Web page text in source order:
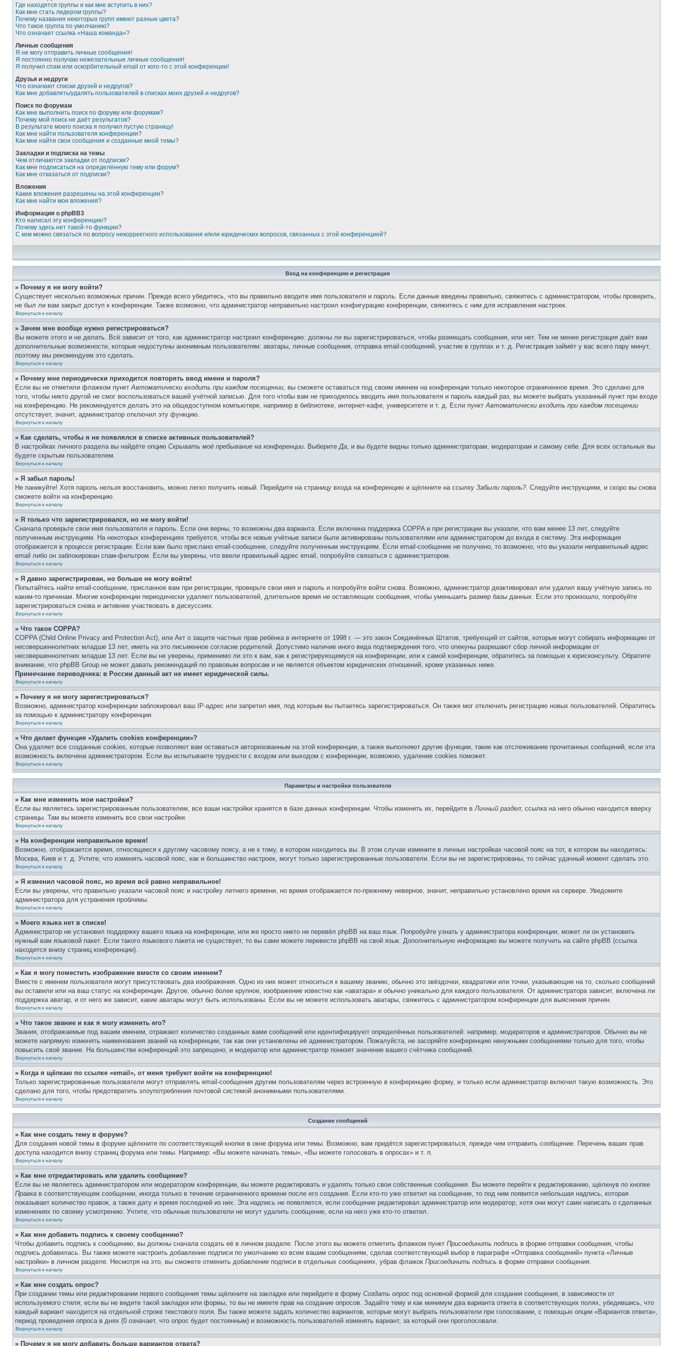
Где находятся группы и как мне вступить в них?
Как мне стать лидером группы?
Почему названия некоторых групп имеют разные цвета?
Что такое группа по умолчанию?
Что означает ссылка «Наша команда»?
Личные сообщения
Я не могу отправить личные сообщения!
Я постоянно получаю нежелательные личные сообщения!
Я получил спам или оскорбительный email от кого-то с этой конференции!
Друзья и недруги
Что означают списки друзей и недругов?
Как мне добавлять/удалять пользователей в списках моих друзей и недругов?
Поиск по форумам
Как мне выполнить поиск по форуму или форумам?
Почему мой поиск не даёт результатов?
В результате моего поиска я получил пустую страницу!
Как мне найти пользователя конференции?
Как мне найти свои сообщения и созданные мной темы?
Закладки и подписка на темы
Чем отличаются закладки от подписки?
Как мне подписаться на определённую тему или форум?
Как мне отказаться от подписки?
Вложения
Какие вложения разрешены на этой конференции?
Как мне найти мои вложения?
Информация о phpBB3
Кто написал эту конференцию?
Почему здесь нет такой-то функции?
С кем можно связаться по вопросу некорректного использования и/или юридических вопросов, связанных с этой конференцией?
Вход на конференцию и регистрация
» Почему я не могу войти?
Существует несколько возможных причин. Прежде всего убедитесь, что вы правильно вводите имя пользователя и пароль. Если данные введены правильно, свяжитесь с администратором, чтобы проверить,
не был ли вам закрыт доступ к конференции. Также возможно, что администратор неправильно настроил конфигурацию конференции, свяжитесь с ним для исправления настроек.
Вернуться к началу
» Зачем мне вообще нужно регистрироваться?
Вы можете этого и не делать. Всё зависит от того, как администратор настроил конференцию: должны ли вы зарегистрироваться, чтобы размещать сообщения, или нет. Тем не менее регистрация даёт вам
дополнительные возможности, которые недоступны анонимным пользователям: аватары, личные сообщения, отправка email-сообщений, участие в группах и т. д. Регистрация займёт у вас всего пару минут,
поэтому мы рекомендуем это сделать.
Вернуться к началу
» Почему мне периодически приходится повторять ввод имени и пароля?
Если вы не отметили флажком пунктАвтоматически входить при каждом посещении, вы сможете оставаться под своим именем на конференции только некоторое ограниченное время. Это сделано для
того, чтобы никто другой не смог воспользоваться вашей учётной записью. Для того чтобы вам не приходилось вводить имя пользователя и пароль каждый раз, вы можете выбрать указанный пункт при входе
на конференцию. Не рекомендуется делать это на общедоступном компьютере, например в библиотеке, интернет-кафе, университете и т. д. Если пунктАвтоматически входить при каждом посещении
отсутствует, значит, администратор отключил эту функцию.
Вернуться к началу
» Как сделать, чтобы я не появлялся в списке активных пользователей?
В настройках личного раздела вы найдёте опцию Скрывать моё пребывание на конференции. ВыберитеДа, и вы будете видны только администраторам, модераторам и самому себе. Для всех остальных вы
будете скрытым пользователем.
Вернуться к началу
» Я забыл пароль!
Не паникуйте! Хотя пароль нельзя восстановить, можно легко получить новый. Перейдите на страницу входа на конференцию и щёлкните на ссылку Забыли пароль?. Следуйте инструкциям, и скоро вы снова
сможете войти на конференцию.
Вернуться к началу
» Я только что зарегистрировался, но не могу войти!
Сначала проверьте свои имя пользователя и пароль. Если они верны, то возможны два варианта. Если включена поддержка COPPA и при регистрации вы указали, что вам менее 13 лет, следуйте
полученным инструкциям. На некоторых конференциях требуется, чтобы все новые учётные записи были активированы пользователями или администратором до входа в систему. Эта информация
отображается в процессе регистрации. Если вам было прислано email-сообщение, следуйте полученным инструкциям. Если email-сообщение не получено, то возможно, что вы указали неправильный адрес
email либо он заблокирован спам-фильтром. Если вы уверены, что ввели правильный адрес email, попробуйте связаться с администратором.
Вернуться к началу
» Я давно зарегистрирован, но больше не могу войти!
Попытайтесь найти email-сообщение, присланное вам при регистрации, проверьте свои имя и пароль и попробуйте войти снова. Возможно, администратор деактивировал или удалил вашу учётную запись по
каким-то причинам. Многие конференции периодически удаляют пользователей, длительное время не оставляющих сообщения, чтобы уменьшить размер базы данных. Если это произошло, попробуйте
зарегистрироваться снова и активнее участвовать в дискуссиях.
Вернуться к началу
» Что такое COPPA?
COPPA (Child Online Privacy and Protection Act), или Акт о защите частных прав ребёнка в интернете от 1998 г. — это закон Соединённых Штатов, требующий от сайтов, которые могут собирать информацию от
несовершеннолетних младше 13 лет, иметь на это письменное согласие родителей. Допустимо наличие иного вида подтверждения того, что опекуны разрешают сбор личной информации от
несовершеннолетних младше 13 лет. Если вы не уверены, применимо ли это к вам, как к регистрирующемуся на конференции, или к самой конференции, обратитесь за помощью к юрисконсульту. Обратите
внимание, что phpBB Group не может давать рекомендаций по правовым вопросам и не является объектом юридических отношений, кроме указанных ниже.
Примечание переводчика: в России данный акт не имеет юридической силы.
Вернуться к началу
» Почему я не могу зарегистрироваться?
Возможно, администратор конференции заблокировал ваш IP-адрес или запретил имя, под которым вы пытаетесь зарегистрироваться. Он также мог отключить регистрацию новых пользователей. Обратитесь
за помощью к администратору конференции.
Вернуться к началу
» Что делает функция «Удалить cookies конференции»?
Она удаляет все созданные cookies, которые позволяют вам оставаться авторизованным на этой конференции, а также выполняют другие функции, такие как отслеживание прочитанных сообщений, если эта
возможность включена администратором. Если вы испытываете трудности с входом или выходом с конференции, возможно, удаление cookies поможет.
Вернуться к началу
Параметры и настройки пользователя
» Как мне изменить мои настройки?
Если вы являетесь зарегистрированным пользователем, все ваши настройки хранятся в базе данных конференции. Чтобы изменить их, перейдите вЛичный раздел; ссылка на него обычно находится вверху
страницы. Там вы можете изменить все свои настройки.
Вернуться к началу
» На конференции неправильное время!
Возможно, отображается время, относящееся к другому часовому поясу, а не к тому, в котором находитесь вы. В этом случае измените в личных настройках часовой пояс на тот, в котором вы находитесь:
Москва, Киев и т. д. Учтите, что изменять часовой пояс, как и большинство настроек, могут только зарегистрированные пользователи. Если вы не зарегистрированы, то сейчас удачный момент сделать это.
Вернуться к началу
» Я изменил часовой пояс, но время всё равно неправильное!
Если вы уверены, что правильно указали часовой пояс и настройку летнего времени, но время отображается по-прежнему неверное, значит, неправильно установлено время на сервере. Уведомите
администратора для устранения проблемы.
Вернуться к началу
» Моего языка нет в списке!
Администратор не установил поддержку вашего языка на конференции, или же просто никто не перевёл phpBB на ваш язык. Попробуйте узнать у администратора конференции, может ли он установить
нужный вам языковой пакет. Если такого языкового пакета не существует, то вы сами можете перевести phpBB на свой язык. Дополнительную информацию вы можете получить на сайте phpBB (ссылка
находится внизу страниц конференции).
Вернуться к началу
» Как я могу поместить изображение вместе со своим именем?
Вместе с именем пользователя могут присутствовать два изображения. Одно из них может относиться к вашему званию, обычно это звёздочки, квадратики или точки, указывающие на то, сколько сообщений
вы оставили или на ваш статус на конференции. Другое, обычно более крупное, изображение известно как «аватара» и обычно уникально для каждого пользователя. От администратора зависит, включена ли
поддержка аватар, и от него же зависит, какие аватары могут быть использованы. Если вы не можете использовать аватары, свяжитесь с администратором конференции для выяснения причин.
Вернуться к началу
» Что такое звание и как я могу изменить его?
Звания, отображаемые под вашим именем, отражают количество созданных вами сообщений или идентифицируют определённых пользователей: например, модераторов и администраторов. Обычно вы не
можете напрямую изменять наименования званий на конференции, так как они установлены её администратором. Пожалуйста, не засоряйте конференцию ненужными сообщениями только для того, чтобы
повысить своё звание. На большинстве конференций это запрещено, и модератор или администратор понизят значение вашего счётчика сообщений.
Вернуться к началу
» Когда я щёлкаю по ссылке «email», от меня требуют войти на конференцию!
Только зарегистрированные пользователи могут отправлять email-сообщения другим пользователям через встроенную в конференцию форму, и только если администратор включил такую возможность. Это
сделано для того, чтобы предотвратить злоупотребления почтовой системой анонимными пользователями.
Вернуться к началу
Создание сообщений
» Как мне создать тему в форуме?
Для создания новой темы в форуме щёлкните по соответствующей кнопке в окне форума или темы. Возможно, вам придётся зарегистрироваться, прежде чем отправить сообщение. Перечень ваших прав
доступа находится внизу страниц форума или темы. Например: «Вы можете начинать темы», «Вы можете голосовать в опросах» и т. п.
Вернуться к началу
» Как мне отредактировать или удалить сообщение?
Если вы не являетесь администратором или модератором конференции, вы можете редактировать и удалять только свои собственные сообщения. Вы можете перейти к редактированию, щёлкнув по кнопке
Правка в соответствующем сообщении, иногда только в течение ограниченного времени после его создания. Если кто-то уже ответил на сообщение, то под ним появится небольшая надпись, которая
показывает количество правок, а также дату и время последней из них. Эта надпись не появляется, если сообщение редактировал администратор или модератор, хотя они могут сами написать о сделанных
изменениях по своему усмотрению. Учтите, что обычные пользователи не могут удалить сообщение, если на него уже кто-то ответил.
Вернуться к началу
» Как мне добавить подпись к своему сообщению?
Чтобы добавить подпись к сообщению, вы должны сначала создать её в личном разделе. После этого вы можете отметить флажком пункт Присоединить подпись в форме отправки сообщения, чтобы
подпись добавилась. Вы также можете настроить добавление подписи по умолчанию ко всем вашим сообщениям, сделав соответствующий выбор в параграфе «Отправка сообщений» пункта «Личные
настройки» в личном разделе. Несмотря на это, вы сможете отменить добавление подписи в отдельных сообщениях, убрав флажок Присоединить подпись в форме отправки сообщения.
Вернуться к началу
» Как мне создать опрос?
При создании темы или редактировании первого сообщения темы щёлкните на закладке или перейдите в форму Создать опрос под основной формой для создания сообщения, в зависимости от
используемого стиля; если вы не видите такой закладки или формы, то вы не имеете прав на создание опросов. Задайте тему и как минимум два варианта ответа в соответствующих полях, убедившись, что
каждый вариант находится на отдельной строке текстового поля. Вы также можете задать количество вариантов, которые могут выбрать пользователи при голосовании, с помощью опции «Вариантов ответа»,
период проведения опроса в днях (0 означает, что опрос будет постоянным) и возможность пользователей изменять вариант, за который они проголосовали.
Вернуться к началу
» Почему я не могу добавить больше вариантов ответа?